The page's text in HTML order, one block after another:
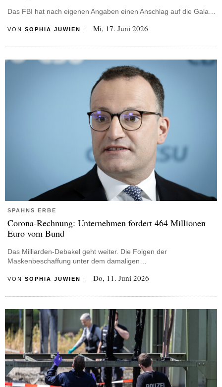
Das FBI hat nach eigenen Angaben einen Anschlag auf die Gala…
VON SOPHIA JUWIEN Mi, 17. Juni 2026
SPAHNS ERBE
Corona-Rechnung: Unternehmen fordert 464 Millionen
Euro vom Bund
Das Milliarden-Debakel geht weiter. Die Folgen der
Maskenbeschaffung unter dem damaligen…
VON SOPHIA JUWIEN | Do, 11. Juni 2026